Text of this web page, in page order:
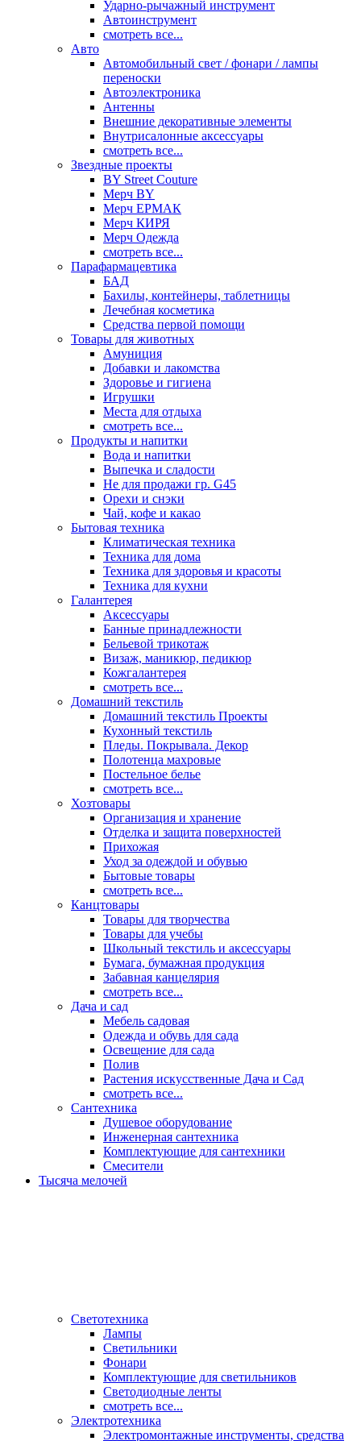
Ударно-рычажный инструмент
Автоинструмент
смотреть все...
Авто
Автомобильный свет / фонари / лампы
переноски
Автоэлектроника
Антенны
Внешние декоративные элементы
Внутрисалонные аксессуары
смотреть все...
Звездные проекты
BY Street Couture
Мерч BY
Мерч ЕРМАК
Мерч КИРЯ
Мерч Одежда
смотреть все...
Парафармацевтика
БАД
Бахилы, контейнеры, таблетницы
Лечебная косметика
Средства первой помощи
Товары для животных
Амуниция
Добавки и лакомства
Здоровье и гигиена
Игрушки
Места для отдыха
смотреть все...
Продукты и напитки
Вода и напитки
Выпечка и сладости
Не для продажи гр. G45
Орехи и снэки
Чай, кофе и какао
Бытовая техника
Климатическая техника
Техника для дома
Техника для здоровья и красоты
Техника для кухни
Галантерея
Аксессуары
Банные принадлежности
Бельевой трикотаж
Визаж, маникюр, педикюр
Кожгалантерея
смотреть все...
Домашний текстиль
Домашний текстиль Проекты
Кухонный текстиль
Пледы. Покрывала. Декор
Полотенца махровые
Постельное белье
смотреть все...
Хозтовары
Организация и хранение
Отделка и защита поверхностей
Прихожая
Уход за одеждой и обувью
Бытовые товары
смотреть все...
Канцтовары
Товары для творчества
Товары для учебы
Школьный текстиль и аксессуары
Бумага, бумажная продукция
Забавная канцелярия
смотреть все...
Дача и сад
Мебель садовая
Одежда и обувь для сада
Освещение для сада
Полив
Растения искусственные Дача и Сад
смотреть все...
Сантехника
Душевое оборудование
Инженерная сантехника
Комплектующие для сантехники
Смесители
Тысяча мелочей
Светотехника
Лампы
Светильники
Фонари
Комплектующие для светильников
Светодиодные ленты
смотреть все...
Электротехника
Электромонтажные инструменты, средства